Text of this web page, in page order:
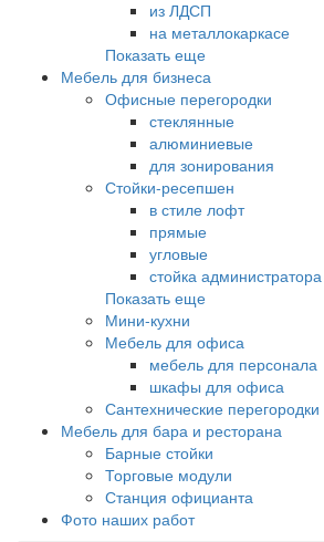
из ЛДСП
на металлокаркасе
Показать еще
Мебель для бизнеса
Офисные перегородки
стеклянные
алюминиевые
для зонирования
Стойки-ресепшен
в стиле лофт
прямые
угловые
стойка администратора
Показать еще
Мини-кухни
Мебель для офиса
мебель для персонала
шкафы для офиса
Сантехнические перегородки
Мебель для бара и ресторана
Барные стойки
Торговые модули
Станция официанта
Фото наших работ